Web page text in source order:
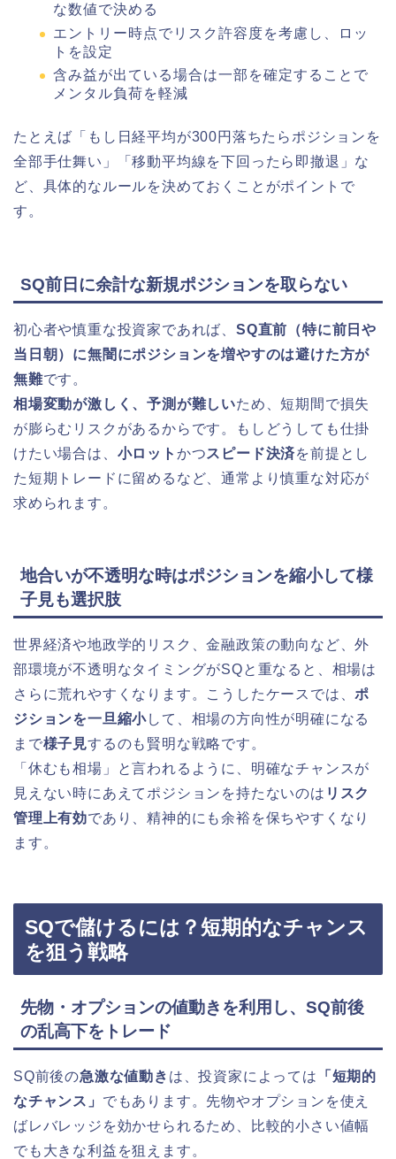
な数値で決める
エントリー時点でリスク許容度を考慮し、ロッ
トを設定
含み益が出ている場合は一部を確定することで
メンタル負荷を軽減
たとえば「もし日経平均が300円落ちたらポジションを
全部手仕舞い」「移動平均線を下回ったら即撤退」な
ど、具体的なルールを決めておくことがポイントで
す。
SQ前日に余計な新規ポジションを取らない
初心者や慎重な投資家であれば、 SQ直前（特に前日や
当日朝）に無闇にポジションを増やすのは避けた方が
無難です。
相場変動が激しく、予測が難しいため、短期間で損失
が膨らむリスクがあるからです。もしどうしても仕掛
けたい場合は、 小ロット かつスピード決済を前提とし
た短期トレードに留めるなど、通常より慎重な対応が
求められます。
地合いが不透明な時はポジションを縮小して様
子見も選択肢
世界経済や地政学的リスク、金融政策の動向など、外
部環境が不透明なタイミングがSQと重なると、相場は
さらに荒れやすくなります。こうしたケースでは、ポ
ジションを一旦縮小して、相場の方向性が明確になる
まで様子見するのも賢明な戦略です。
「休むも相場」と言われるように、明確なチャンスが
見えない時にあえてポジションを持たないのは リスク
管理上有効であり、精神的にも余裕を保ちやすくなり
ます。
SQで儲けるには？短期的なチャンス
を狙う戦略
先物・オプションの値動きを利用し、SQ前後
の乱高下をトレード
SQ前後の急激な値動き は、投資家によっては
「短期的
なチャンス」 でもあります。先物やオプションを使え
ばレバレッジを効かせられるため、比較的小さい値幅
でも大きな利益を狙えます。